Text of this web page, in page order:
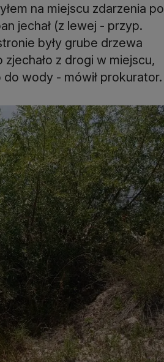
na miejscu zdarzenia po
jechał (z lewej - przyp.
były grube drzewa
z drogi w miejscu,
wody - mówił prokurator.